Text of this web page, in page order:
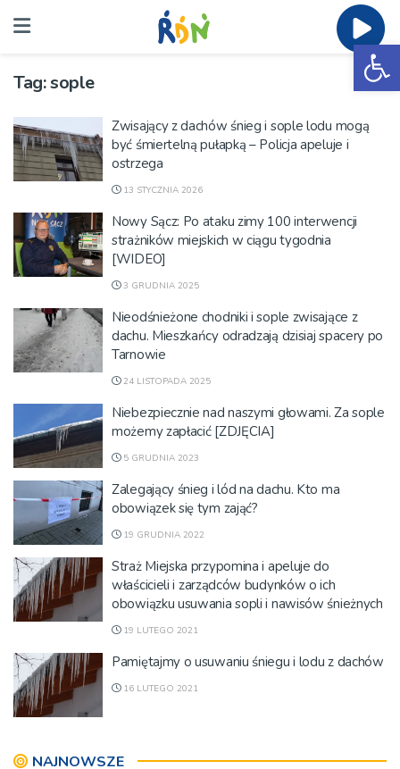
Tag:sople
Zwisający z dachów śnieg i sople lodu mogą
być śmiertelną pułapką – Policja apeluje i
ostrzega
13 STYCZNIA 2026
Nowy Sącz: Po ataku zimy 100 interwencji
strażników miejskich w ciągu tygodnia
[WIDEO]
3 GRUDNIA 2025
Nieodśnieżone chodniki i sople zwisające z
dachu. Mieszkańcy odradzają dzisiaj spacery po
Tarnowie
24 LISTOPADA 2025
Niebezpiecznie nad naszymi głowami. Za sople
możemy zapłacić [ZDJĘCIA]
5 GRUDNIA 2023
Zalegający śnieg i lód na dachu. Kto ma
obowiązek się tym zająć?
19 GRUDNIA 2022
Straż Miejska przypomina i apeluje do
właścicieli i zarządców budynków o ich
obowiązku usuwania sopli i nawisów śnieżnych
19 LUTEGO 2021
Pamiętajmy o usuwaniu śniegu i lodu z dachów
16 LUTEGO 2021
NAJNOWSZE